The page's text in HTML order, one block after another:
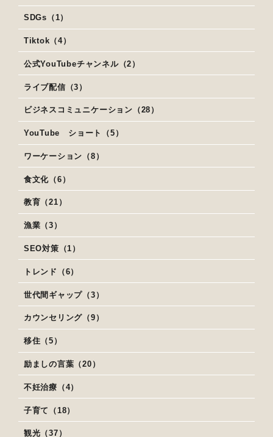
SDGs（1）
Tiktok（4）
公式YouTubeチャンネル（2）
ライブ配信（3）
ビジネスコミュニケーション（28）
YouTube ショート（5）
ワーケーション（8）
食文化（6）
教育（21）
漁業（3）
SEO対策（1）
トレンド（6）
世代間ギャップ（3）
カウンセリング（9）
移住（5）
励ましの言葉（20）
不妊治療（4）
子育て（18）
観光（37）